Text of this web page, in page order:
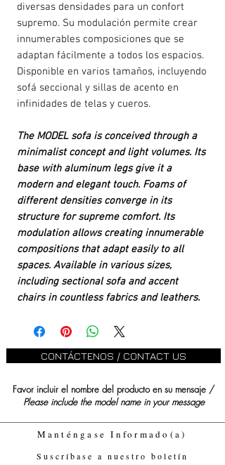
diversas densidades para un confort
supremo. Su modulación permite crear
innumerables composiciones que se
adaptan fácilmente a todos los espacios.
Disponible en varios tamaños, incluyendo
sofá seccional y sillas de acento en
infinidades de telas y cueros.
The MODEL sofa is conceived through a
minimalist concept and light volumes. Its
base with aluminum legs give it a
modern and elegant touch. Foams of
different densities converge in its
structure for supreme comfort. Its
modulation allows creating innumerable
compositions that adapt easily to all
spaces. Available in various sizes,
including sectional sofa and accent
chairs in countless fabrics and leathers.
CONTÁCTENOS / CONTACT US
Favor incluir el nombre del producto en su mensaje /
Please include the model name in your message
Manténgase Informado(a)
Suscríbase a nuestro boletín